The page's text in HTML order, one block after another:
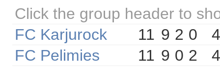
Click the group header to
FC Karjurock
11 9 2 0
FC Pelimies
11 9 0 2